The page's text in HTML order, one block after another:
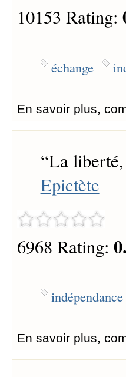
10153 Rating:
échange
En savoir plus,
“La liberté,
Epictète
6968 Rating:
indépendance
En savoir plus,